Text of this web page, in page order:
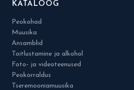
KATALOOG
Peokohad
Muusika
Ansamblid
Toitlustamine ja alkohol
Foto- ja videoteenused
Peokorraldus
Tseremooniamuusika